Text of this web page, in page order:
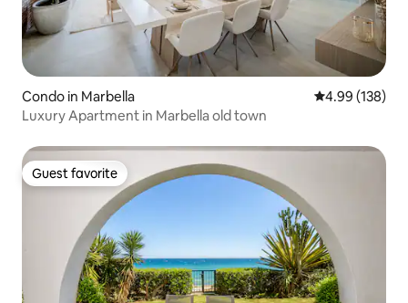
Condo in Marbella 4.99 out of 5
4.99 (138)
Luxury Apartment in Marbella old town
Guest favorite
Guest favorite